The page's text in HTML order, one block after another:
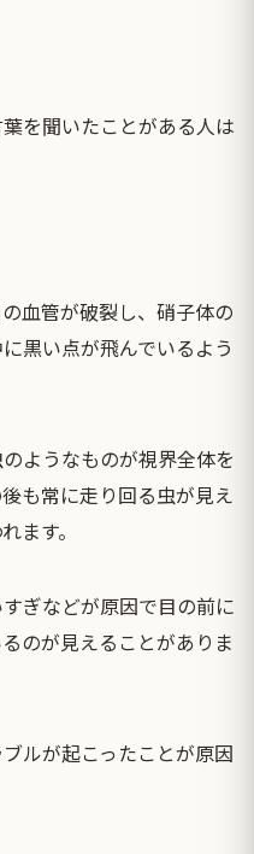
を聞いたことがある人は
血管が破裂し、硝子体の
黒い点が飛んでいるよう
ようなものが視界全体を
も常に走り回る虫が見え
ます。
ぎなどが原因で目の前に
のが見えることがありま
ルが起こったことが原因